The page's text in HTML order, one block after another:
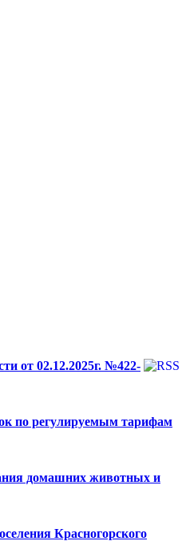
от 02.12.2025г. №422-
по регулируемым тарифам
домашних животных и
Красногорского